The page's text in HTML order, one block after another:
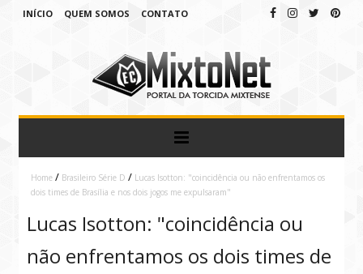
INÍCIO QUEM SOMOS CONTATO
Home / Brasileiro Série D / Lucas Isotton: "coincidência ou não enfrentamos os
dois times de Brasília e nos dois jogos me expulsaram"
Lucas Isotton: "coincidência ou
não enfrentamos os dois times de